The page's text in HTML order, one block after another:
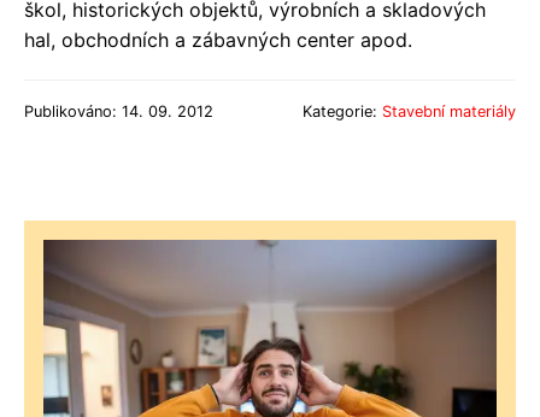
škol, historických objektů, výrobních a skladových
hal, obchodních a zábavných center apod.
Publikováno: 14. 09. 2012 Kategorie: Stavební materiály